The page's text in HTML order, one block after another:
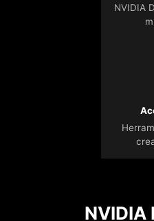
NVIDIA
NVIDIA